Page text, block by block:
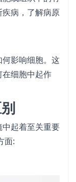
病，了解病原
影响细胞。这
细胞中起作
起着至关重要
面: